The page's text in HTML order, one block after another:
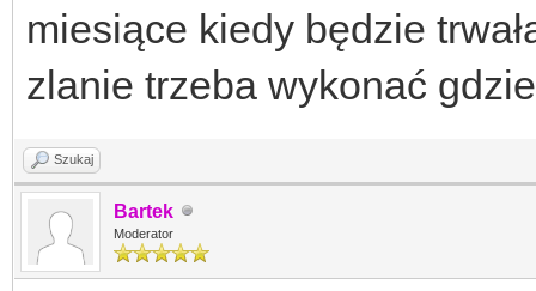
miesiące kiedy będzie
zlanie trzeba wykonać
Szukaj
Bartek
Moderator